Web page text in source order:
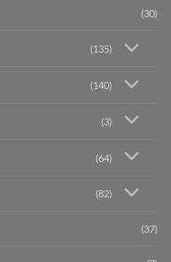
(30)
(135)
(140)
(3)
(64)
(82)
(37)